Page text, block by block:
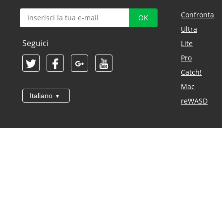
Seguici
Italiano
Confronta
Ultra
Lite
Pro
Catch!
Mac
reWASD